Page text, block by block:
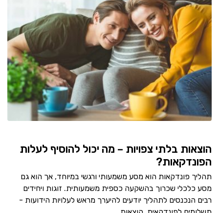
הוצאות בלתי צפויות – מה יכול להוסיף לעלות
הפונדקאות?
תהליך פונדקאות הוא מסע משמעותי ורגשי במיוחד, אך הוא גם
מסע כלכלי שכרוך בהשקעה כספית משמעותית. זוגות ויחידים
רבים הנכנסים לתהליך יודעים להיערך מראש לעלויות הידועות -